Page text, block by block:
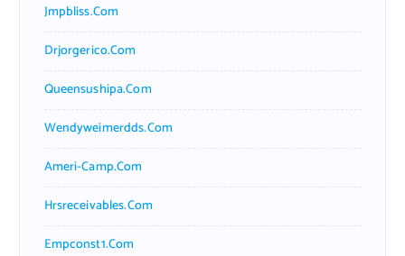
Jmpbliss.com
Drjorgerico.com
Queensushipa.com
Wendyweimerdds.com
Ameri-Camp.com
Hrsreceivables.com
Empconst1.com